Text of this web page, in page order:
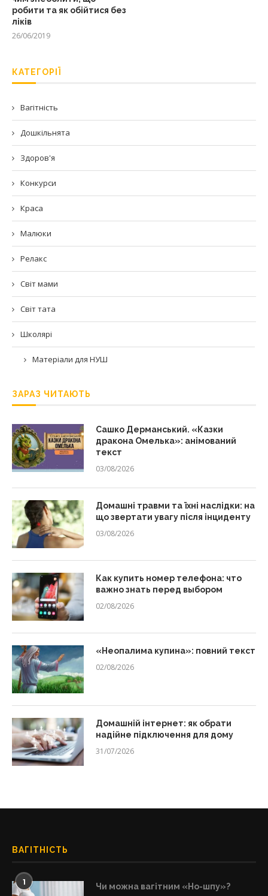
робити та як обійтися без
ліків
26/06/2019
КАТЕГОРІЇ
Вагітність
Дошкільнята
Здоров'я
Конкурси
Краса
Малюки
Релакс
Світ мами
Світ тата
Школярі
Матеріали для НУШ
ЗАРАЗ ЧИТАЮТЬ
Сашко Дерманський. «Казки
дракона Омелька»: анімований
текст
03/08/2026
Домашні травми та їхні наслідки: на
що звертати увагу після інциденту
03/08/2026
Как купить номер телефона: что
важно знать перед выбором
02/08/2026
«Неопалима купина»: повний текст
02/08/2026
Домашній інтернет: як обрати
надійне підключення для дому
31/07/2026
ВАГІТНІСТЬ
1 Чи можна вагітним «Но-шпу»?